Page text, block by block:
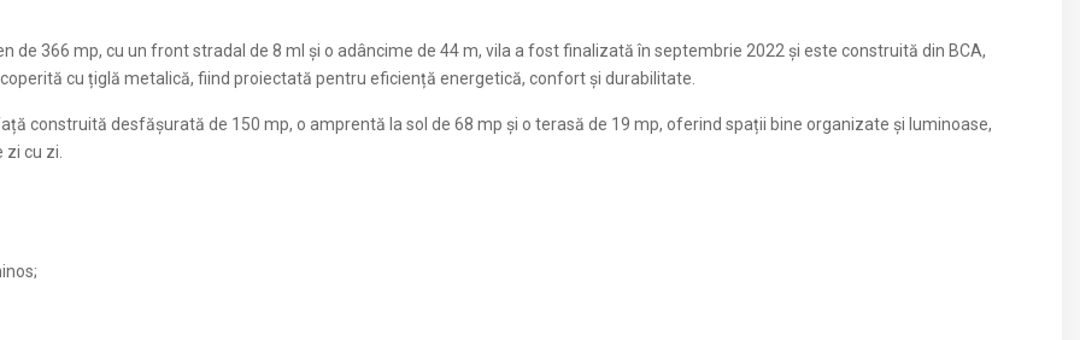
de 366 mp, cu un front stradal de 8 ml și o adâncime de 44 m, vila a fost finalizată în septembrie 2022 și este construită din BCA,
cu țiglă metalică, fiind proiectată pentru eficiență energetică, confort și durabilitate.
construită desfășurată de 150 mp, o amprentă la sol de 68 mp și o terasă de 19 mp, oferind spații bine organizate și luminoase,
cu zi.